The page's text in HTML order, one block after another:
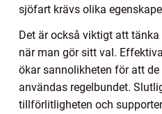
sjöfart krävs olika
Det är också viktigt att
när man gör sitt val.
ökar sannolikheten för att
användas regelbundet.
tillförlitligheten och